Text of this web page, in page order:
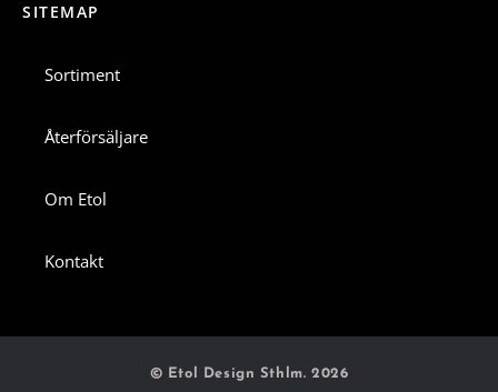
s
t
a
g
r
b
SITEMAP
Sortiment
Återförsäljare
Om Etol
Kontakt
© Etol Design Sthlm. 2026